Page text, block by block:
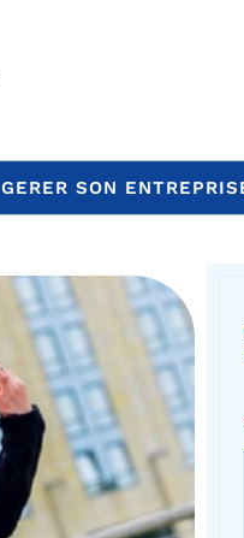
GERER SON